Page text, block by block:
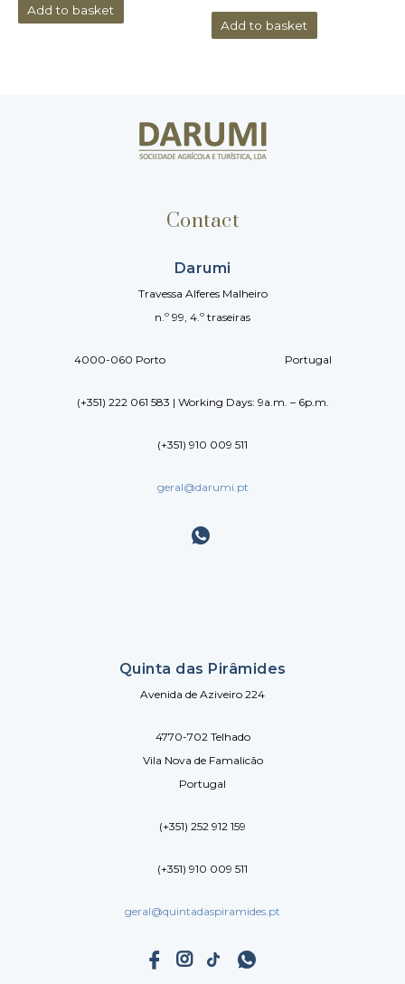
Add to basket
Add to basket
Contact
Darumi
Travessa Alferes Malheiro
n.º 99, 4.º traseiras
4000-060 Porto Portugal
(+351) 222 061 583 | Working Days: 9a.m. – 6p.m.
(+351) 910 009 511
geral@darumi.pt
Quinta das Pirâmides
Avenida de Aziveiro 224
4770-702 Telhado
Vila Nova de Famalicão
Portugal
(+351) 252 912 159
(+351) 910 009 511
geral@quintadaspiramides.pt